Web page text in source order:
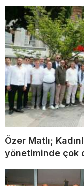
Özer Matlı;
yönetiminde çok